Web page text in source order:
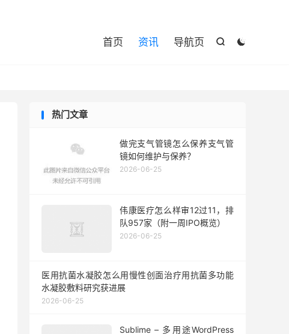


首页 资讯 导航页
热门文章
做完支气管镜怎么保养支气管
镜如何维护与保养？
2026-06-25
伟康医疗怎么样审12过11，排
队957家（附一周IPO概览）
2026-06-25
医用抗菌水凝胶怎么用慢性创面治疗用抗菌多功能
水凝胶敷料研究获进展
2026-06-25
Sublime – 多用途WordPress